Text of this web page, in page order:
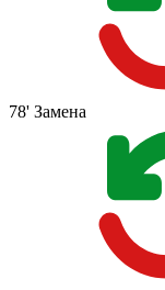
78' Замена